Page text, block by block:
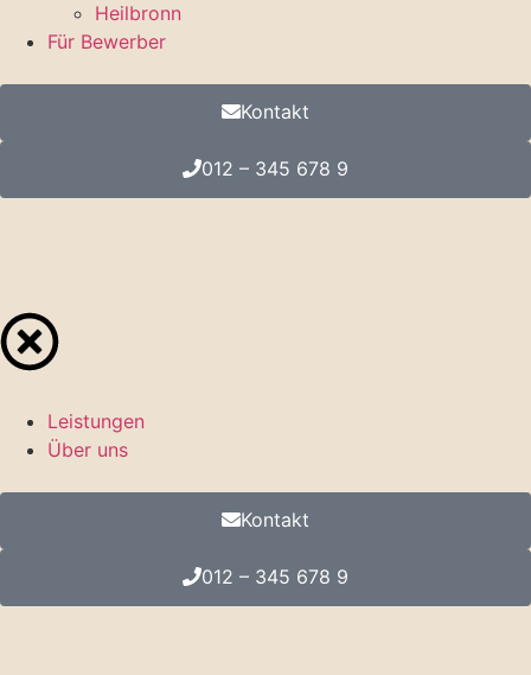
Heilbronn
Für Bewerber
Kontakt
012 – 345 678 9
Leistungen
Über uns
Kontakt
012 – 345 678 9